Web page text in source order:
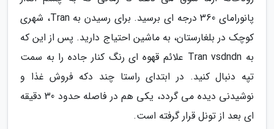
پانورامای 360 درجه ای برسید. برای رسیدن به Tran، شهری
کوچک در بلغارستان، به ماشین احتیاج دارید. پس از این که
به Tran vsdndn علائم قهوه ای رنگ کنار جاده را به سمت
تپه دنبال کنید. در ابتدای راستا چند دکه فروش غذا و
نوشیدنی دیده می گردد، یکی هم در فاصله حدود 30 دقیقه
ای بعد از تونل قرار گرفته است.